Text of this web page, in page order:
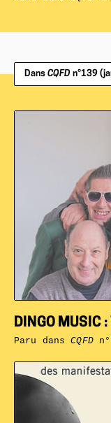
Dans CQFD n°139
DINGO MUSIC
Paru dansCQFD